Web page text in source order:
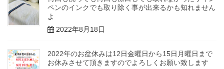
ペンのインクでも取り除く事が出来るかも知れません
よ
2022年8月18日
2022年のお盆休みは12日金曜日から15日月曜日まで
お休みさせて頂きますのでよろしくお願い致します